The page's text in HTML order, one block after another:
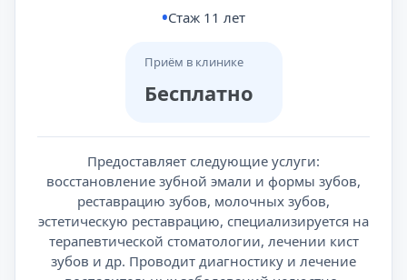
Стаж 11 лет
Приём в клинике
Бесплатно
Предоставляет следующие услуги:
восстановление зубной эмали и формы зубов,
реставрацию зубов, молочных зубов,
эстетическую реставрацию, специализируется на
терапевтической стоматологии, лечении кист
зубов и др. Проводит диагностику и лечение